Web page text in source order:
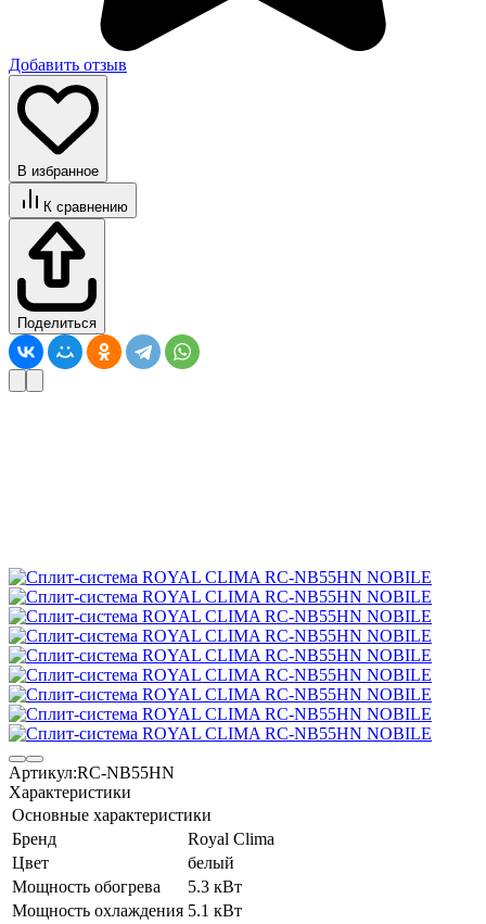
Добавить отзыв
В избранное
К сравнению
Поделиться
Артикул:RC-NB55HN
Характеристики
Основные характеристики
Бренд
Royal Clima
Цвет
белый
Мощность обогрева
5.3 кВт
Мощность охлаждения 5.1 кВт